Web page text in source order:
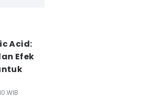
Acid:
Efek
WIB